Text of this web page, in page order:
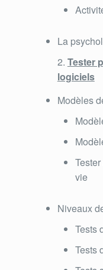
La
Tester
logiciels
Modèles
vie
Niveaux
Tests
Tests